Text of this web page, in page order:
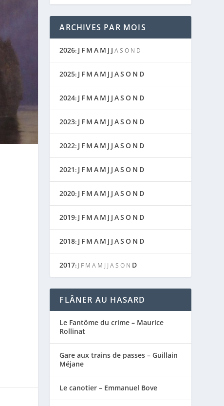
ARCHIVES PAR MOIS
2026: J F M A M J J AS O N D
2025: J F M A M J J AS O N D
2024: J F M A M J J AS O N D
2023: J F M A M J J AS O N D
2022: J F M A M J J AS O N D
2021: J F M A M J J AS O N D
2020: J F M A M J J AS O N D
2019: J F M A M J J AS O N D
2018: J F M A M J J AS O N D
2017: J F M A M J J AS O N D
FLÂNER AU HASARD
Le Fantôme du crime – Maurice
Rollinat
Gare aux trains de passes – Guillain
Méjane
Le canotier – Emmanuel Bove